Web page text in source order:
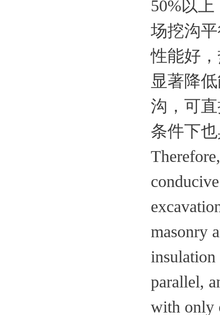
50%以
场挖沟
性能好
显著降
沟，可
条件下
masonry
parallel,
with only